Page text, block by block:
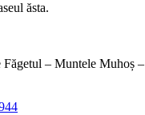
ăsta.
– Muntele Muhoș